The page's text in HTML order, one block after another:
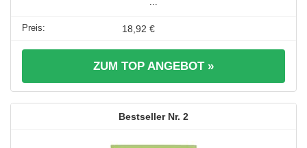
18,92 €
ZUM TOP ANGEBOT »
2